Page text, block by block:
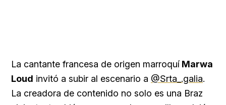
La cantante francesa de origen marroquí Marwa
Loud invitó a subir al escenario a @Srta_.galia.
La creadora de contenido no solo es una Braz